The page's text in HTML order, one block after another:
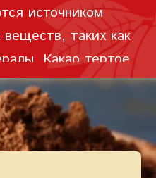
источником
таких как
Какао тертое
как полифенолы,
Содержит
которые
услуг
Политика